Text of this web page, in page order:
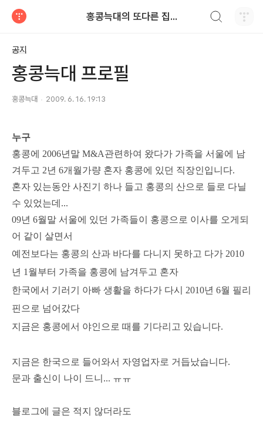
홍콩늑대의 또다른 집...
공지
홍콩늑대 프로필
홍콩늑대 2009. 6. 16. 19:13
누구
홍콩에 2006년말 M&A관련하여 왔다가 가족을 서울에 남
겨두고 2년 6개월가량 혼자 홍콩에 있던 직장인입니다.
혼자 있는동안 사진기 하나 들고 홍콩의 산으로 들로 다닐
수 있었는데...
09년 6월말 서울에 있던 가족들이 홍콩으로 이사를 오게되
어 같이 살면서
예전보다는 홍콩의 산과 바다를 다니지 못하고 다가 2010
년 1월부터 가족을 홍콩에 남겨두고 혼자
한국에서 기러기 아빠 생활을 하다가 다시 2010년 6월 필리
핀으로 넘어갔다
지금은 홍콩에서 야인으로 때를 기다리고 있습니다.
지금은 한국으로 들어와서 자영업자로 거듭났습니다.
문과 출신이 나이 드니... ㅠㅠ
블로그에 글은 적지 않더라도